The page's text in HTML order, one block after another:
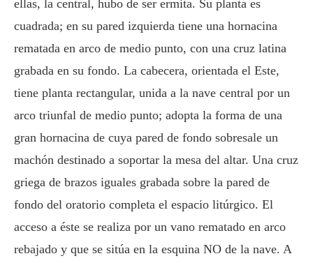
ellas, la central, hubo de ser ermita. Su planta es
cuadrada; en su pared izquierda tiene una hornacina
rematada en arco de medio punto, con una cruz latina
grabada en su fondo. La cabecera, orientada el Este,
tiene planta rectangular, unida a la nave central por un
arco triunfal de medio punto; adopta la forma de una
gran hornacina de cuya pared de fondo sobresale un
machón destinado a soportar la mesa del altar. Una cruz
griega de brazos iguales grabada sobre la pared de
fondo del oratorio completa el espacio litúrgico. El
acceso a éste se realiza por un vano rematado en arco
rebajado y que se sitúa en la esquina NO de la nave. A